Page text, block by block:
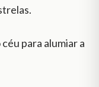
para alumiar a